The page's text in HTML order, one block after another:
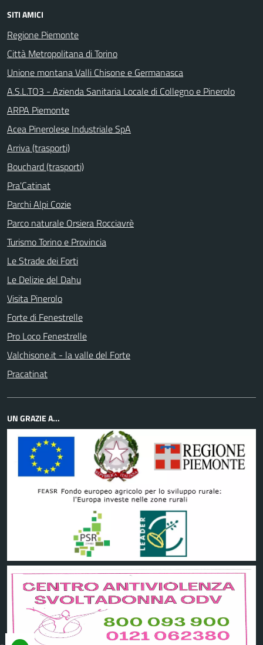
SITI AMICI
Regione Piemonte
Città Metropolitana di Torino
Unione montana Valli Chisone e Germanasca
A.S.L.TO3 - Azienda Sanitaria Locale di Collegno e Pinerolo
ARPA Piemonte
Acea Pinerolese Industriale SpA
Arriva (trasporti)
Bouchard (trasporti)
Pra'Catinat
Parchi Alpi Cozie
Parco naturale Orsiera Rocciavrè
Turismo Torino e Provincia
Le Strade dei Forti
Le Delizie del Dahu
Visita Pinerolo
Forte di Fenestrelle
Pro Loco Fenestrelle
Valchisone.it - la valle del Forte
Pracatinat
UN GRAZIE A...